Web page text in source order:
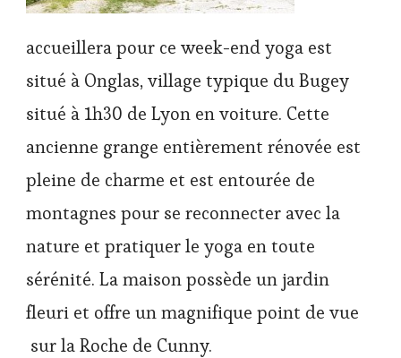
accueillera pour ce week-end yoga est
situé à Onglas, village typique du Bugey
situé à 1h30 de Lyon en voiture. Cette
ancienne grange entièrement rénovée est
pleine de charme et est entourée de
montagnes pour se reconnecter avec la
nature et pratiquer le yoga en toute
sérénité. La maison possède un jardin
fleuri et offre un magnifique point de vue
sur la Roche de Cunny.